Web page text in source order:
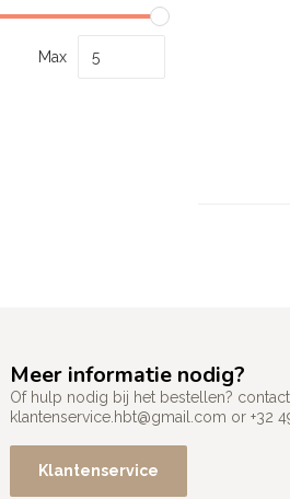
Max
Meer informatie nodig?
Of hulp nodig bij het bestellen?
klantenservice.hbt@gmail.com or +32
Klantenservice